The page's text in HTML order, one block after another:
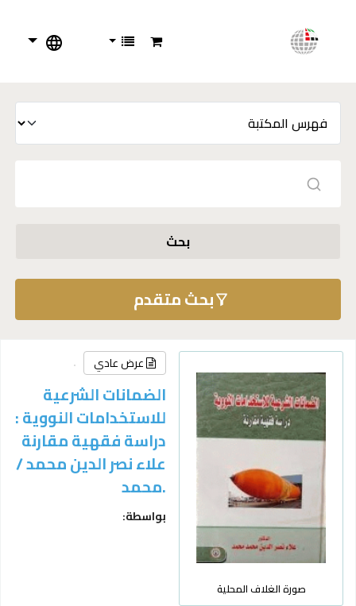
بحث
بحث متقدم
صورة الغلاف المحلية
عرض عادي
الضمانات الشرعية
دراسة فقهية مقارنة
علاء نصر الدين محمد
محمد.‪‪‪‪‪
بواسطة: